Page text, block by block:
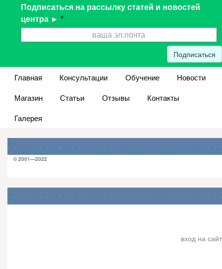
Подписаться на рассылку статей и новостей
центра ► *
Подписаться
Главная Консультации Обучение
Новости
Магазин
Статьи Отзывы
Контакты
Галерея
© 2001—2022
вход на сайт